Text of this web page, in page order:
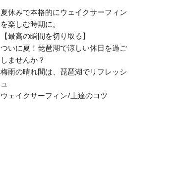
夏休みで本格的にウェイクサーフィン
を楽しむ時期に。
【最高の瞬間を切り取る】
ついに夏！琵琶湖で涼しい休日を過ご
しませんか？
梅雨の晴れ間は、琵琶湖でリフレッシ
ュ
ウェイクサーフィン/上達のコツ